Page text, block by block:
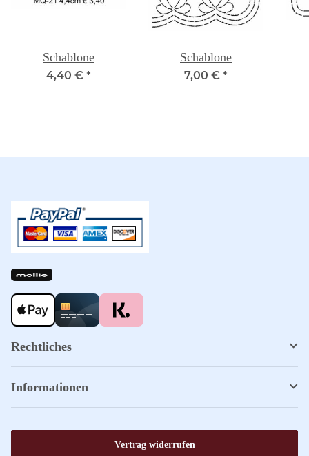
Schablone
4,40 € *
Schablone
7,00 € *
Rechtliches
Informationen
Vertrag widerrufen